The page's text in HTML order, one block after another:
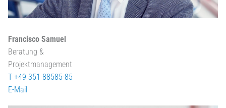
Francisco Samuel
Beratung &
Projektmanagement
T +49 351 88585-85
E-Mail